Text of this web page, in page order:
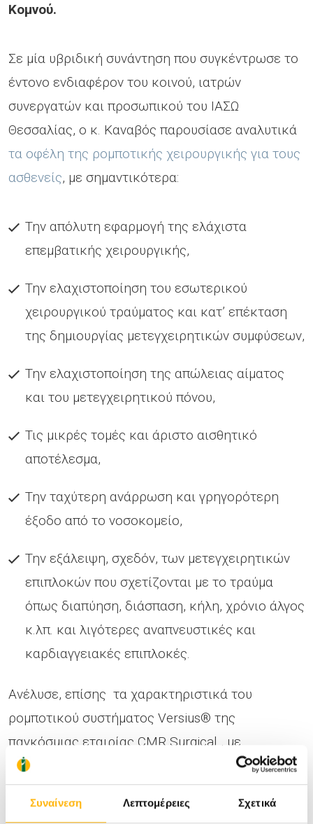
Συναίνεση Λεπτομέρειες Σχετικά
Κομνού.
Σε μία υβριδική συνάντηση που συγκέντρωσε το
έντονο ενδιαφέρον του κοινού, ιατρών
συνεργατών και προσωπικού του ΙΑΣΩ
Θεσσαλίας, ο κ. Καναβός παρουσίασε αναλυτικά
τα οφέλη της ρομποτικής χειρουργικής για τους
ασθενείς, με σημαντικότερα:
Την απόλυτη εφαρμογή της ελάχιστα
επεμβατικής χειρουργικής,
Την ελαχιστοποίηση του εσωτερικού
χειρουργικού τραύματος και κατ’ επέκταση
της δημιουργίας μετεγχειρητικών συμφύσεων,
Την ελαχιστοποίηση της απώλειας αίματος
και του μετεγχειρητικού πόνου,
Τις μικρές τομές και άριστο αισθητικό
αποτέλεσμα,
Την ταχύτερη ανάρρωση και γρηγορότερη
έξοδο από το νοσοκομείο,
Την εξάλειψη, σχεδόν, των μετεγχειρητικών
επιπλοκών που σχετίζονται με το τραύμα
όπως διαπύηση, διάσπαση, κήλη, χρόνιο άλγος
κ.λπ. και λιγότερες αναπνευστικές και
καρδιαγγειακές επιπλοκές.
Ανέλυσε, επίσης τα χαρακτηριστικά του
ρομποτικού συστήματος Versius® της
παγκόσμιας εταιρίας CMR Surgical , με
προηγμένη τεχνολογία από το Cambridge της
Αγγλίας, πουέχει εγκατασταθεί στο ΙΑΣΩ
Θεσσαλίας από την αρχή του έτους
και